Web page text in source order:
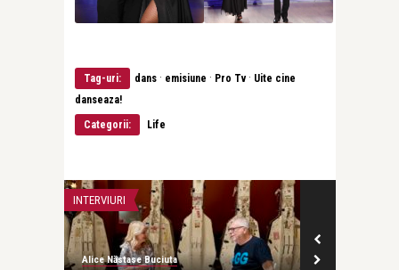
Tag-uri: dans · emisiune · Pro Tv· Uite cine
danseaza!
Categorii:
Life
INTERVIURI
Alice Năstase Buciuta